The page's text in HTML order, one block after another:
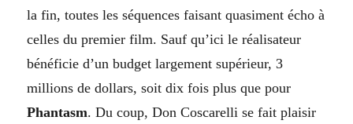
la fin, toutes les séquences faisant quasiment écho à
celles du premier film. Sauf qu’ici le réalisateur
bénéficie d’un budget largement supérieur, 3
millions de dollars, soit dix fois plus que pour
Phantasm. Du coup, Don Coscarelli se fait plaisir